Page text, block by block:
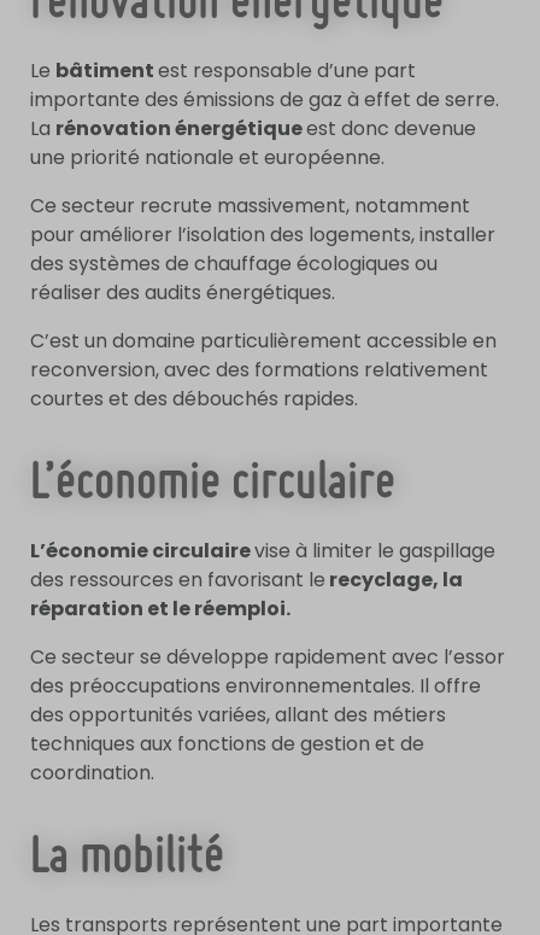
Le bâtimentest responsable d’une part
importante des émissions de gaz à effet de serre.
La rénovation énergétiqueest donc devenue
une priorité nationale et européenne.
Ce secteur recrute massivement, notamment
pour améliorer l’isolation des logements, installer
des systèmes de chauffage écologiques ou
réaliser des audits énergétiques.
C’est un domaine particulièrement accessible en
reconversion, avec des formations relativement
courtes et des débouchés rapides.
L’économie circulaire
L’économie circulairevise à limiter le gaspillage
des ressources en favorisant le recyclage, la
réparation et le réemploi.
Ce secteur se développe rapidement avec l’essor
des préoccupations environnementales. Il offre
des opportunités variées, allant des métiers
techniques aux fonctions de gestion et de
coordination.
La mobilité
Les transports représentent une part importante